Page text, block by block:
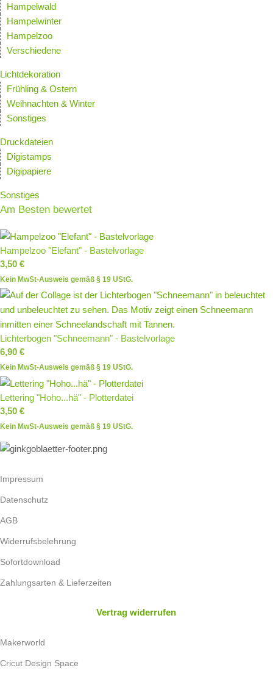
Hampelwald
Hampelwinter
Hampelzoo
Verschiedene
Lichtdekoration
Frühling & Ostern
Weihnachten & Winter
Sonstiges
Druckdateien
Digistamps
Digipapiere
Sonstiges
Am Besten bewertet
Hampelzoo "Elefant" - Bastelvorlage
3,50 €
Kein MwSt-Ausweis gemäß § 19 UStG.
Lichterbogen "Schneemann" - Bastelvorlage
6,90 €
Kein MwSt-Ausweis gemäß § 19 UStG.
Lettering "Hoho...hä" - Plotterdatei
3,50 €
Kein MwSt-Ausweis gemäß § 19 UStG.
Impressum
Datenschutz
AGB
Widerrufsbelehrung
Sofortdownload
Zahlungsarten & Lieferzeiten
Vertrag widerrufen
Makerworld
Cricut Design Space